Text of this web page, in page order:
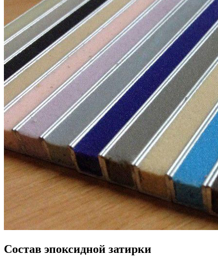
Состав эпоксидной затирки